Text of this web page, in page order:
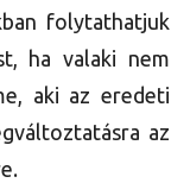
folytathatjuk
ha valaki nem
aki az eredeti
az